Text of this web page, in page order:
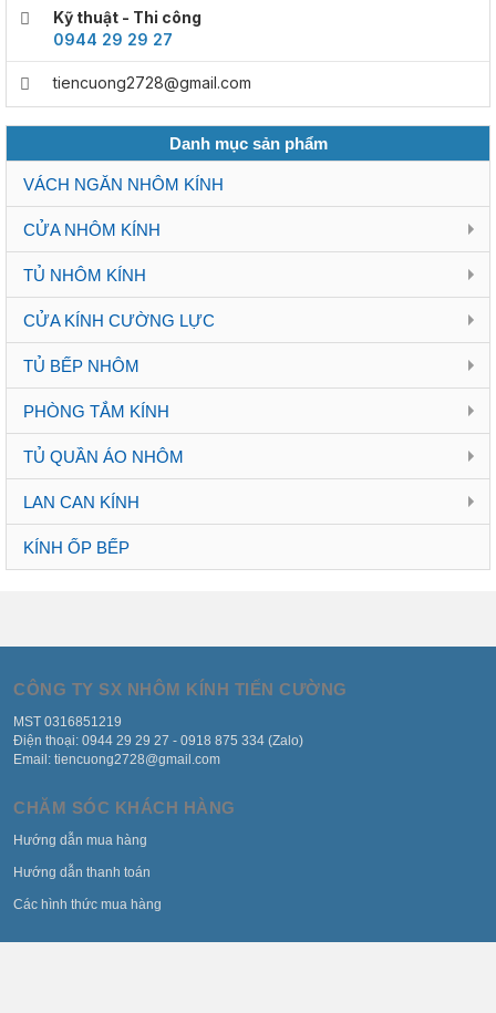
Kỹ thuật - Thi công
0944 29 29 27
tiencuong2728@gmail.com
Danh mục sản phẩm
VÁCH NGĂN NHÔM KÍNH
CỬA NHÔM KÍNH
TỦ NHÔM KÍNH
CỬA KÍNH CƯỜNG LỰC
TỦ BẾP NHÔM
PHÒNG TẮM KÍNH
TỦ QUẦN ÁO NHÔM
LAN CAN KÍNH
KÍNH ỐP BẾP
CÔNG TY SX NHÔM KÍNH TIẾN CƯỜNG
MST 0316851219
Điện thoại: 0944 29 29 27 - 0918 875 334 (Zalo)
Email: tiencuong2728@gmail.com
CHĂM SÓC KHÁCH HÀNG
Hướng dẫn mua hàng
Hướng dẫn thanh toán
Các hình thức mua hàng